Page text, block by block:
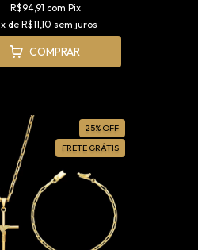
R$94,91 com Pix
x deR$11,10 sem juros
COMPRAR
25% OFF
FRETE GRÁTIS